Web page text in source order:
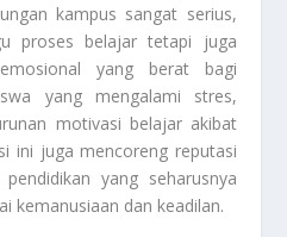
kampus sangat serius,
proses belajar tetapi juga
yang berat bagi
yang mengalami stres,
motivasi belajar akibat
ini juga mencoreng reputasi
yang seharusnya
kemanusiaan dan keadilan.